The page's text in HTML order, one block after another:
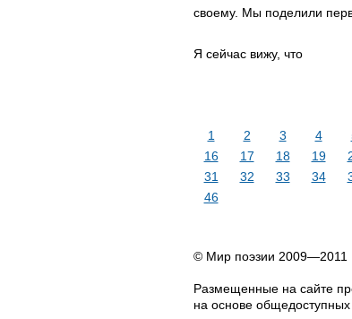
cвоему. Мы поделили
Я cейчаc вижу, что
1 2 3 4
16
17 18 19
31
32 33 34
46
© Мир поэзии 2009—2011
Размещенные на сайте
на основе общедоступных